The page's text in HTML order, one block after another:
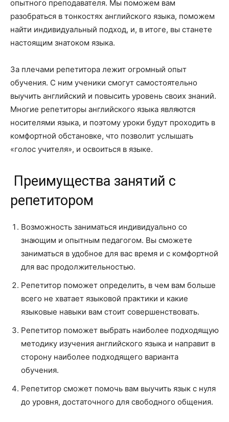
опытного преподавателя. Мы поможем вам
разобраться в тонкостях английского языка, поможем
найти индивидуальный подход, и, в итоге, вы станете
настоящим знатоком языка.
За плечами репетитора лежит огромный опыт
обучения. С ним ученики смогут самостоятельно
выучить английский и повысить уровень своих знаний.
Многие репетиторы английского языка являются
носителями языка, и поэтому уроки будут проходить в
комфортной обстановке, что позволит услышать
«голос учителя», и освоиться в языке.
Преимущества занятий с
репетитором
Возможность заниматься индивидуально со
знающим и опытным педагогом. Вы сможете
заниматься в удобное для вас время и с комфортной
для вас продолжительностью.
Репетитор поможет определить, в чем вам больше
всего не хватает языковой практики и какие
языковые навыки вам стоит совершенствовать.
Репетитор поможет выбрать наиболее подходящую
методику изучения английского языка и направит в
сторону наиболее подходящего варианта
обучения.
Репетитор сможет помочь вам выучить язык с нуля
до уровня, достаточного для свободного общения.